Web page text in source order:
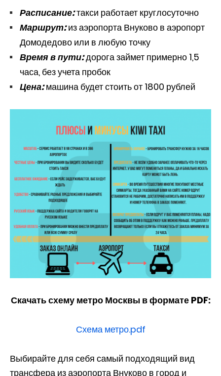
Расписание:такси работает круглосуточно
Маршрут:из аэропорта Внуково в аэропорт
Домодедово или в любую точку
Время в пути:дорога займет примерно 1,5
часа, без учета пробок
Цена:машина будет стоить от 1800 рублей
Скачать схему метро Москвы в формате PDF:
Схема метро.pdf
Выбирайте для себя самый подходящий вид
трансфера из аэропорта Внуково в город и